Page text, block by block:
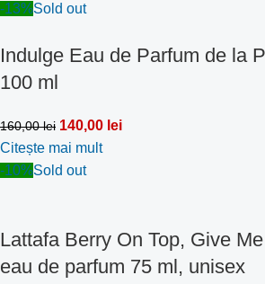
-13%Sold out
Indulge Eau de Parfum de la
100 ml
160,00lei 140,00 lei
Citește mai mult
-10%Sold out
Lattafa Berry On Top, Give
eau de parfum 75 ml, unisex